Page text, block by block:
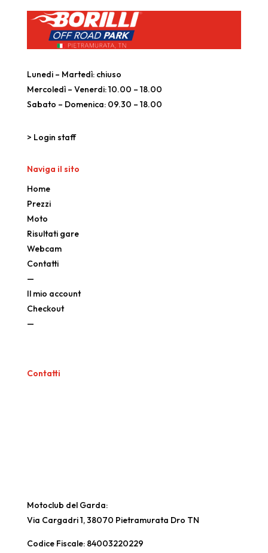
Lunedi – Martedì: chiuso
Mercoledì – Venerdi: 10.00 – 18.00
Sabato – Domenica: 09.30 – 18.00
> Login staff
Naviga il sito
Home
Prezzi
Moto
Risultati gare
Webcam
Contatti
—
Il mio account
Checkout
—
Contatti
Motoclub del Garda:
Via Cargadri 1, 38070 Pietramurata Dro TN
Codice Fiscale: 84003220229